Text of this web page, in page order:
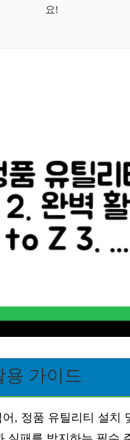
요!
용 가이드
, 정품 유틸리티 설치